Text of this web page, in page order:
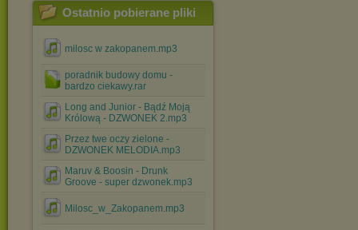
Ostatnio pobierane pliki
milosc w zakopanem.mp3
poradnik budowy domu -
bardzo ciekawy.rar
Long and Junior - Bądź Moją
Królową - DZWONEK 2.mp3
Przez twe oczy zielone -
DZWONEK MELODIA.mp3
Maruv & Boosin - Drunk
Groove - super dzwonek.mp3
Milosc_w_Zakopanem.mp3